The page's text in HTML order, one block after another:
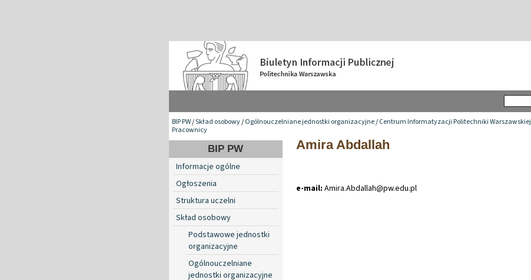
BIP PW/Skład osobowy/Ogólnouczelniane jednostki organizacyjne/Centrum Informatyzacji Politechniki Warszawskiej
Pracownicy
BIP PW
Informacje ogólne
Ogłoszenia
Struktura uczelni
Skład osobowy
Podstawowe jednostki
organizacyjne
Ogólnouczelniane
jednostki organizacyjne
Amira Abdallah
e-mail: Amira.Abdallah@pw.edu.pl